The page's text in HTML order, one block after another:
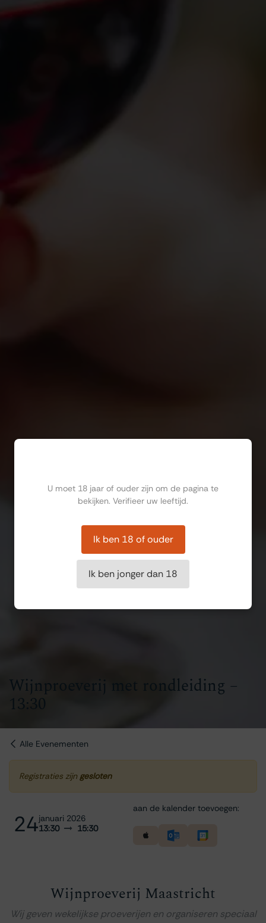
Wijnproeverij met rondleiding –
13:30
Alle Evenementen
Registraties zijn gesloten
24januari 2026
13:30
15:30
aan de kalender toevoegen:
Wijnproeverij Maastricht
Wij geven wekelijkse proeverijen en organiseren speciaal
U moet 18 jaar of ouder zijn om de pagina te
bekijken. Verifieer uw leeftijd.
Ik ben 18 of ouder
Ik ben jonger dan 18